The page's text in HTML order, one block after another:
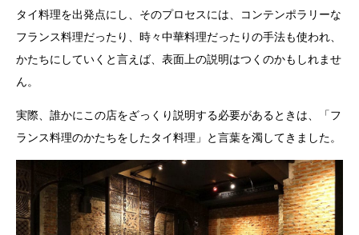
タイ料理を出発点にし、そのプロセスには、コンテンポラリーな
フランス料理だったり、時々中華料理だったりの手法も使われ、
かたちにしていくと言えば、表面上の説明はつくのかもしれませ
ん。
実際、誰かにこの店をざっくり説明する必要があるときは、「フ
ランス料理のかたちをしたタイ料理」と言葉を濁してきました。